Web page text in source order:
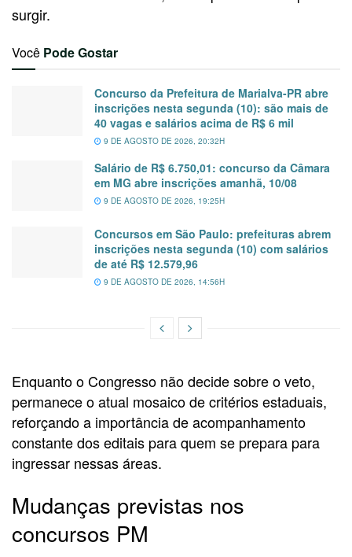
surgir.
Você Pode Gostar
Concurso da Prefeitura de Marialva-PR abre
inscrições nesta segunda (10): são mais de
40 vagas e salários acima de R$ 6 mil
9 DE AGOSTO DE 2026, 20:32H
Salário de R$ 6.750,01: concurso da Câmara
em MG abre inscrições amanhã, 10/08
9 DE AGOSTO DE 2026, 19:25H
Concursos em São Paulo: prefeituras abrem
inscrições nesta segunda (10) com salários
de até R$ 12.579,96
9 DE AGOSTO DE 2026, 14:56H
Enquanto o Congresso não decide sobre o veto,
permanece o atual mosaico de critérios estaduais,
reforçando a importância de acompanhamento
constante dos editais para quem se prepara para
ingressar nessas áreas.
Mudanças previstas nos
concursos PM